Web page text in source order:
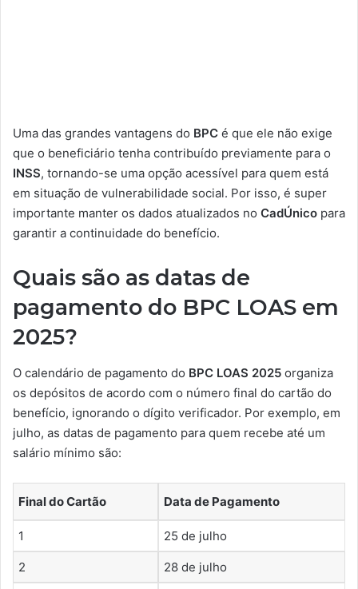
Uma das grandes vantagens do BPC é que ele não exige
que o beneficiário tenha contribuído previamente para o
INSS, tornando-se uma opção acessível para quem está
em situação de vulnerabilidade social. Por isso, é super
importante manter os dados atualizados no CadÚnico para
garantir a continuidade do benefício.
Quais são as datas de
pagamento do BPC LOAS em
2025?
O calendário de pagamento do BPC LOAS 2025 organiza
os depósitos de acordo com o número final do cartão do
benefício, ignorando o dígito verificador. Por exemplo, em
julho, as datas de pagamento para quem recebe até um
salário mínimo são:
Final do Cartão Data de Pagamento
1 25 de julho
2 28 de julho